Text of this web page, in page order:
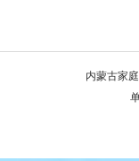
内蒙古家